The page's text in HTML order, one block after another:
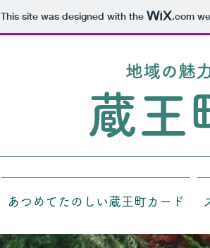
This site was designed with the .com
地域の魅
蔵王
あつめてたのしい蔵王町カード